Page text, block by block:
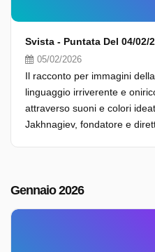
Svista - Puntata Del 04/02/
05/02/2026
Il racconto per immagini
linguaggio irriverente e
attraverso suoni e colori
Jakhnagiev, fondatore e
Gennaio 2026